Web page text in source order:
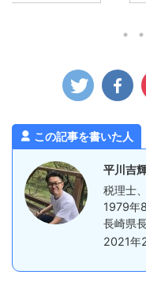
れるので、
費にする
ないのです
うどよかっ
た。 詳し
が、人気店
ひとまず ...
この記事を書いた人
平川吉
税理士
1979年
長崎県
2021年